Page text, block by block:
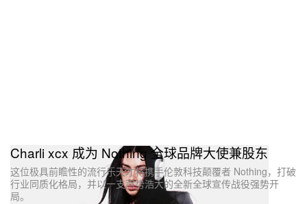
Charli xcx 成为 Nothing 全球品牌大使兼股东
这位极具前瞻性的流行乐天才将携手伦敦科技颠覆者 Nothing，打破
行业同质化格局，并以一支声势浩大的全新全球宣传战役强势开
局。